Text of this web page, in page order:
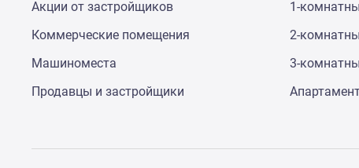
поселки
водоема
поселки
Бизнес-
Акции от застройщиков
Коммерческие помещения
Машиноместа
Продавцы и застройщики
1-
2-
3-